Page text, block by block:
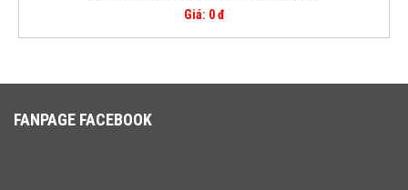
Giá: 0 đ
FANPAGE FACEBOOK